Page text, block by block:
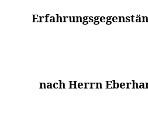
nach Herrn